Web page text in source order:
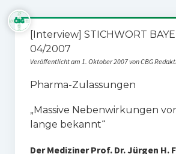
Kontakt
Impressum
Störfälle
Stichwort BAYER
Jahrestagung
[Interview] STICHWORT
04/2007
Veröffentlicht am 1. Oktober 2007 von CBG
Pharma-Zulassungen
„Massive Nebenwirkungen
lange bekannt“
Der Mediziner Prof. Dr. Jürgen H.